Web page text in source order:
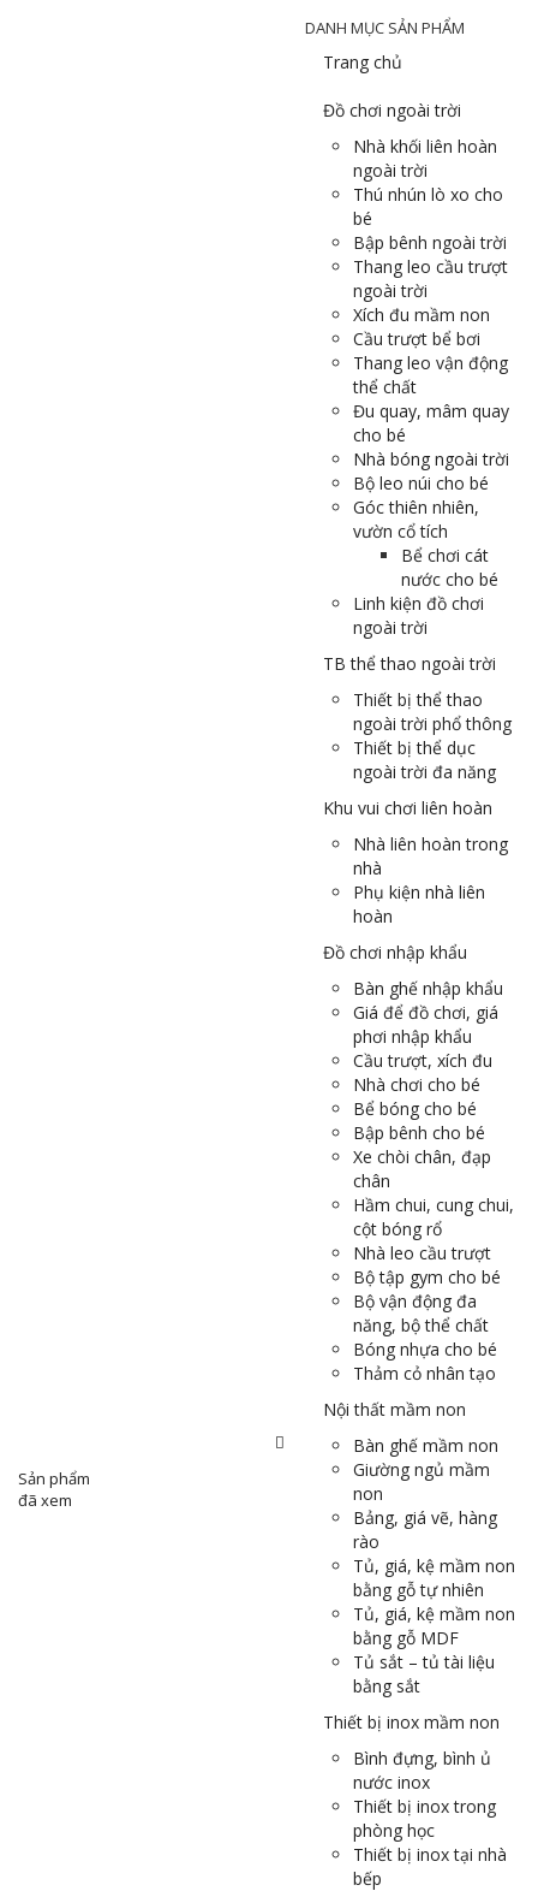
Sản phẩm
đã xem
DANH MỤC SẢN PHẨM
Trang chủ
Đồ chơi ngoài trời
Nhà khối liên hoàn
ngoài trời
Thú nhún lò xo cho
bé
Bập bênh ngoài trời
Thang leo cầu trượt
ngoài trời
Xích đu mầm non
Cầu trượt bể bơi
Thang leo vận động
thể chất
Đu quay, mâm quay
cho bé
Nhà bóng ngoài trời
Bộ leo núi cho bé
Góc thiên nhiên,
vườn cổ tích
Bể chơi cát
nước cho bé
Linh kiện đồ chơi
ngoài trời
TB thể thao ngoài trời
Thiết bị thể thao
ngoài trời phổ thông
Thiết bị thể dục
ngoài trời đa năng
Khu vui chơi liên hoàn
Nhà liên hoàn trong
nhà
Phụ kiện nhà liên
hoàn
Đồ chơi nhập khẩu
Bàn ghế nhập khẩu
Giá để đồ chơi, giá
phơi nhập khẩu
Cầu trượt, xích đu
Nhà chơi cho bé
Bể bóng cho bé
Bập bênh cho bé
Xe chòi chân, đạp
chân
Hầm chui, cung chui,
cột bóng rổ
Nhà leo cầu trượt
Bộ tập gym cho bé
Bộ vận động đa
năng, bộ thể chất
Bóng nhựa cho bé
Thảm cỏ nhân tạo
Nội thất mầm non
Bàn ghế mầm non
Giường ngủ mầm
non
Bảng, giá vẽ, hàng
rào
Tủ, giá, kệ mầm non
bằng gỗ tự nhiên
Tủ, giá, kệ mầm non
bằng gỗ MDF
Tủ sắt – tủ tài liệu
bằng sắt
Thiết bị inox mầm non
Bình đựng, bình ủ
nước inox
Thiết bị inox trong
phòng học
Thiết bị inox tại nhà
bếp